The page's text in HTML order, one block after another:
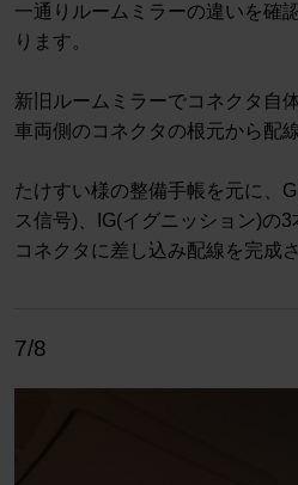
一通りルームミラーの違いを確
ります。
新旧ルームミラーでコネクタ自
車両側のコネクタの根元から配
たけすい様の整備手帳を元に、
ス信号)、IG(イグニッション)の
コネクタに差し込み配線を完成
7/8